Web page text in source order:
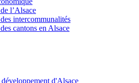
l’Alsace
intercommunalités
cantons en Alsace